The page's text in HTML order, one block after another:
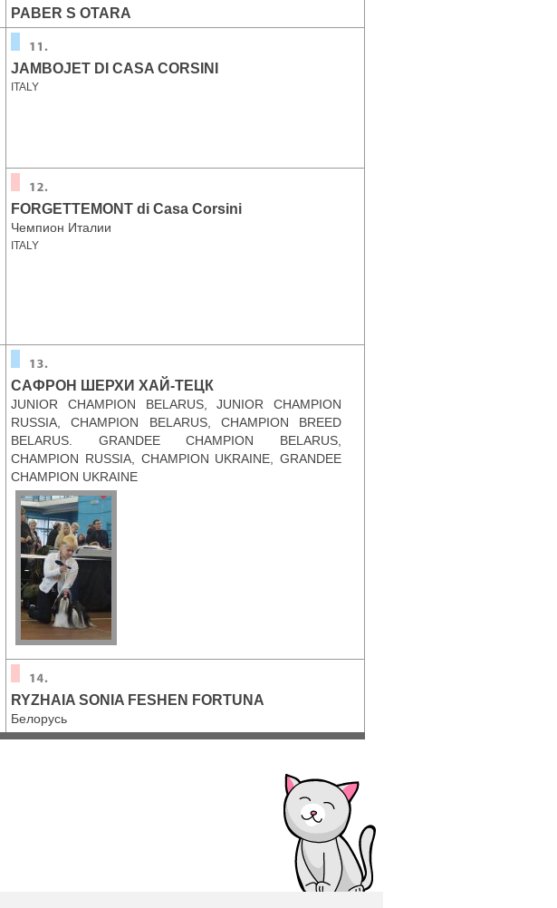
PABER S OTARA
JAMBOJET DI CASA CORSINI
ITALY
FORGETTEMONT di Casa Corsini
Чемпион Италии
ITALY
САФРОН ШЕРХИ ХАЙ-ТЕЦК
JUNIOR CHAMPION BELARUS, JUNIOR CHAMPION
RUSSIA, CHAMPION BELARUS, CHAMPION BREED
BELARUS. GRANDEE CHAMPION BELARUS,
CHAMPION RUSSIA, CHAMPION UKRAINE, GRANDEE
CHAMPION UKRAINE
RYZHAIA SONIA FESHEN FORTUNA
Белорусь